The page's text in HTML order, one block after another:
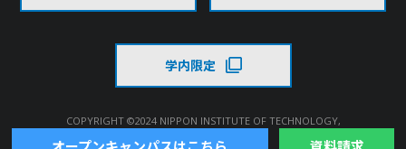
学内限定
COPYRIGHT ©2024 NIPPON INSTITUTE OF TECHNOLOGY,
ALL RIGHTS RESERVED.